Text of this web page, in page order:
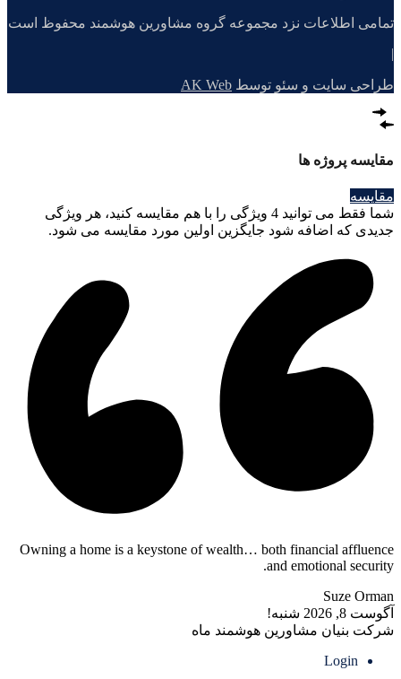
تمامی اطلاعات نزد مجموعه گروه مشاورین هوشمند محفوظ است
|
طراحی سایت و سئو توسط AK Web
مقایسه پروژه ها
مقایسه
شما فقط می توانید 4 ویژگی را با هم مقایسه کنید، هر ویژگی
جدیدی که اضافه شود جایگزین اولین مورد مقایسه می شود.
Owning a home is a keystone of wealth… both financial affluence
and emotional security.
Suze Orman
آگوست 8, 2026
شنبه!
شرکت بنیان مشاورین هوشمند ماه
Login